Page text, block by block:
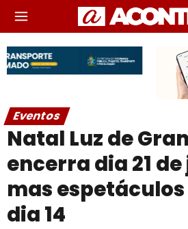
Eventos
Natal Luz de
encerra dia 21
mas
dia 14